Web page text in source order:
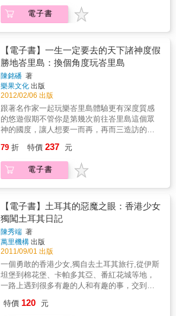
買TOP10★迷人夜店超醉人TOP10★街巷小吃
超滿足TOP10★行李必備伴手禮TOP10特別收
城──曼谷．泰厲害，曼谷TOP10熱門景點+必
去夜店+必吃美食+必買禮品．泰舒服就是要
SPA！便宜又愉快的身心靈體驗．泰有情調曼
谷最美+設計之都遊程．量身行程泰貼心貴婦
團、雅痞團、背包團三種行程任你選最省錢的
旅遊指南，最道地的吃喝玩樂花小錢就能出國
玩，就靠一本實用的旅遊書！與其看著精美的
旅遊書流口水，不如拿著這本書立刻去「泰享
受」！
電子書
【電子書】一生一定要去的天下諸神度假
勝地峇里島：換個角度玩峇里島
陳銘磻 著
樂果文化 出版
2012/02/06 出版
跟著名作家一起玩樂峇里島體驗更有深度質感
的悠遊假期不管你是第幾次前往峇里島這個眾
神的國度，讓人想要一而再，再而三造訪的地
民、精緻多元的美食、SPA、休閒住宿的天
堂。峇里島像天堂一樣，值得第一次造訪的
人、多次旅遊的玩家每來一次一次驚嘆!玩一次
林泛舟˙烏布美術博物館˙JUNGLE森林SPA˙烏
布傳統市場˙舊日皇居˙蘭夢島的海上風光˙蘭夢
島村落奇˙VILLA的閒居生活˙塔那羅海神廟˙小婆
羅浮圖軍事博物館˙金兔黃金咖啡製造店˙精油製
造店˙KUTA洋人街˙海邊浪情晚餐˙峇隆舞─巴隆
與蘭達的善惡舞劇˙衝浪小子年輕導遊彭克洛等
待你來體驗、感動
79 折 特價 237 元
電子書
【電子書】土耳其的惡魔之眼：香港少女
獨闖土耳其日記
陳秀端 著
萬里機構 出版
2011/09/01 出版
一個勇敢的香港少女,獨自去土耳其旅行,從伊斯
坦堡到棉花堡、卡帕多其亞、番紅花城等地，
一路上遇到很多有趣的人和有趣的事，交到了
上碰見多個土耳其男人,對外國女人充滿遐想,對
特價 120 元